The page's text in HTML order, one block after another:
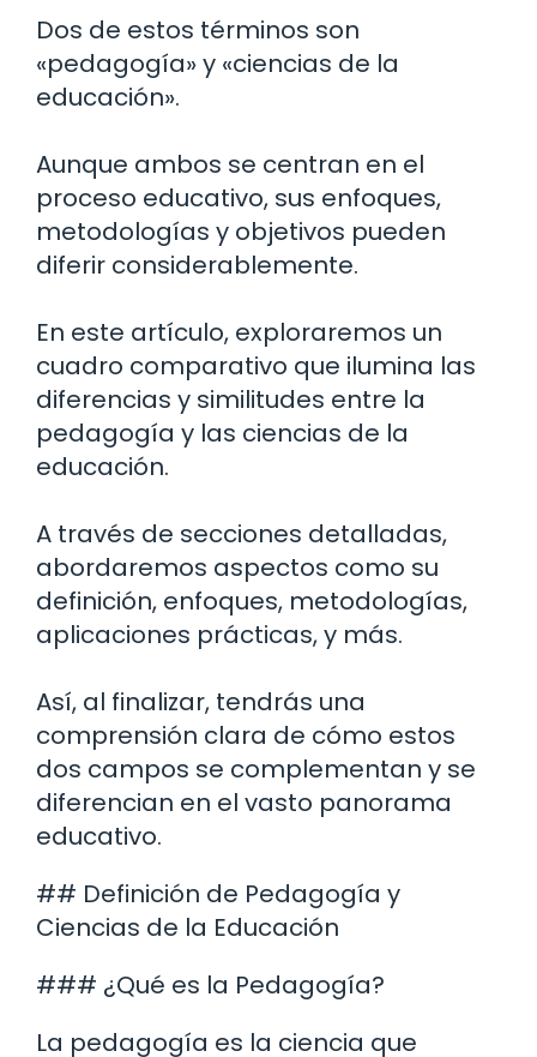
Dos de estos términos son
«pedagogía» y «ciencias de la
educación».
Aunque ambos se centran en el
proceso educativo, sus enfoques,
metodologías y objetivos pueden
diferir considerablemente.
En este artículo, exploraremos un
cuadro comparativo que ilumina las
diferencias y similitudes entre la
pedagogía y las ciencias de la
educación.
A través de secciones detalladas,
abordaremos aspectos como su
definición, enfoques, metodologías,
aplicaciones prácticas, y más.
Así, al finalizar, tendrás una
comprensión clara de cómo estos
dos campos se complementan y se
diferencian en el vasto panorama
educativo.
## Definición de Pedagogía y
Ciencias de la Educación
### ¿Qué es la Pedagogía?
La pedagogía es la ciencia que